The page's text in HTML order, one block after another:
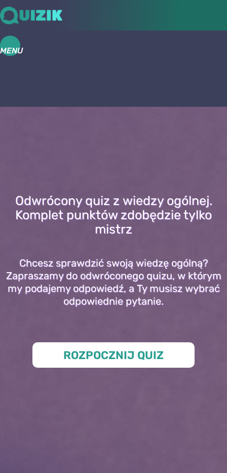
MENU
Odwrócony quiz z wiedzy ogólnej.
Komplet punktów zdobędzie tylko
mistrz
Chcesz sprawdzić swoją wiedzę ogólną?
Zapraszamy do odwróconego quizu, w którym
my podajemy odpowiedź, a Ty musisz wybrać
odpowiednie pytanie.
ROZPOCZNIJ QUIZ